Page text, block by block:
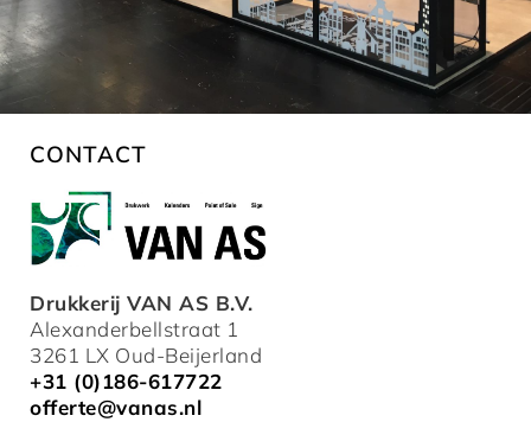
CONTACT
Drukkerij VAN AS B.V.
Alexanderbellstraat 1
3261 LX Oud-Beijerland
+31 (0)186-617722
offerte@vanas.nl